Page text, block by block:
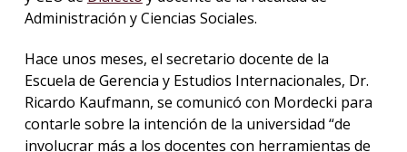
Administración y Ciencias Sociales.
Hace unos meses, el secretario docente de la
Escuela de Gerencia y Estudios Internacionales, Dr.
Ricardo Kaufmann, se comunicó con Mordecki para
contarle sobre la intención de la universidad “de
involucrar más a los docentes con herramientas de